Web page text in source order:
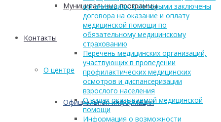
Муниципальные программы
Контакты
О центре
Официальная информация
организациях, с которыми заключены
договора на оказание и оплату
медицинской помощи по
обязательному медицинскому
страхованию
Перечень медицинских организаций,
участвующих в проведении
профилактических медицинских
осмотров и диспансеризации
взрослого населения
О видах оказываемой медицинской
помощи
Информация о возможности